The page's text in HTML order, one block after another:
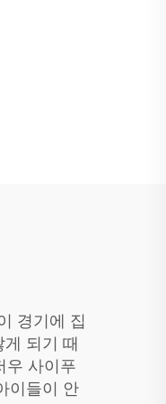
경기에 집
되기 때
우 사이푸
이들이 안